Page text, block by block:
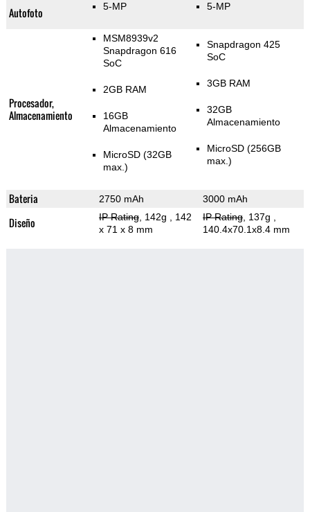
Autofoto 5-MP 5-MP
Procesador,
Almacenamiento
MSM8939v2
Snapdragon 616
SoC
2GB RAM
16GB
Almacenamiento
MicroSD (32GB
max.)
Snapdragon 425
SoC
3GB RAM
32GB
Almacenamiento
MicroSD (256GB
max.)
Bateria 2750 mAh 3000 mAh
Diseño IP Rating, 142g
, 142
x 71 x 8 mm
IP Rating, 137g
140.4x70.1x8.4 mm